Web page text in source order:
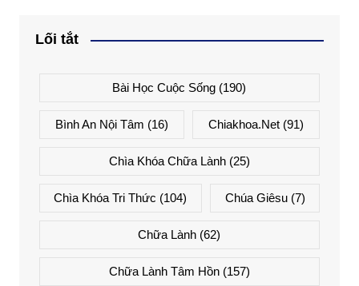
Lối tắt
Bài Học Cuộc Sống (190)
Bình An Nội Tâm (16) Chiakhoa.net (91)
Chìa Khóa Chữa Lành(25)
Chìa Khóa Tri Thức (104) Chúa Giêsu(7)
Chữa Lành (62)
Chữa Lành Tâm Hồn(157)